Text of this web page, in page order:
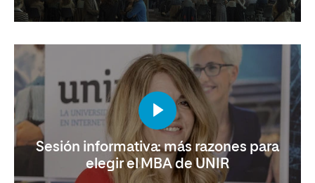
Sesión informativa: más razones para
elegir el MBA de UNIR